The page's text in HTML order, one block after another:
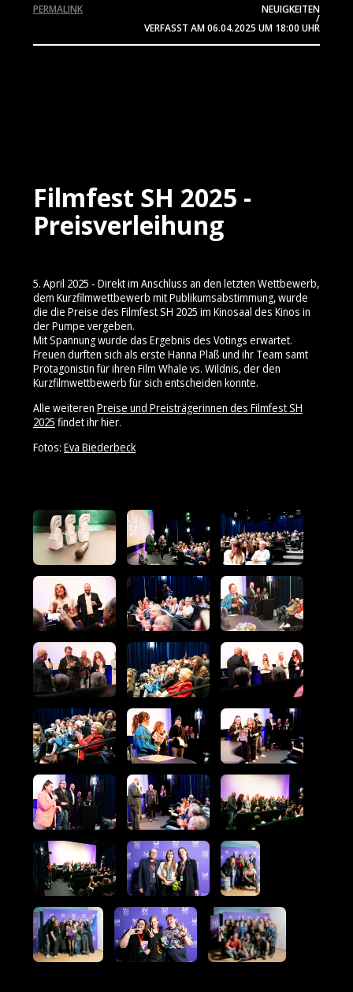
NEUIGKEITEN
/
VERFASST AM06.04.2025 UM 18:00 UHR
PERMALINK
Filmfest SH 2025 -
Preisverleihung
5. April 2025 - Direkt im Anschluss an den letzten Wettbewerb,
dem Kurzfilmwettbewerb mit Publikumsabstimmung, wurde
die die Preise des Filmfest SH 2025 im Kinosaal des Kinos in
der Pumpe vergeben.
Mit Spannung wurde das Ergebnis des Votings erwartet.
Freuen durften sich als erste Hanna Plaß und ihr Team samt
Protagonistin für ihren Film Whale vs. Wildnis, der den
Kurzfilmwettbewerb für sich entscheiden konnte.
Alle weiteren Preise und Preisträgerinnen des Filmfest SH
2025 findet ihr hier.
Fotos: Eva Biederbeck